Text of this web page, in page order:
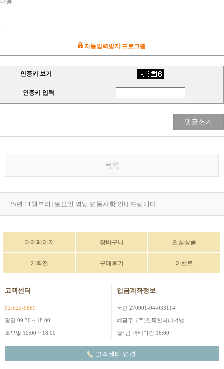
자동입력방지 프로그램
인증키 보기
인증키 입력
댓글쓰기
목록
[25년 11월부터] 토요일 영업 변동사항 안내드립니다.
마이페이지 장바구니 관심상품
기획전 구매후기 이벤트
고객센터
02-522-0869
평일 09:30 ~ 18:00
토요일 10:00 ~ 18:00
입금계좌정보
국민 270901-04-033114
예금주: (주)한독인터네셔널
월~금 택배마감 16:00
고객센터 연결